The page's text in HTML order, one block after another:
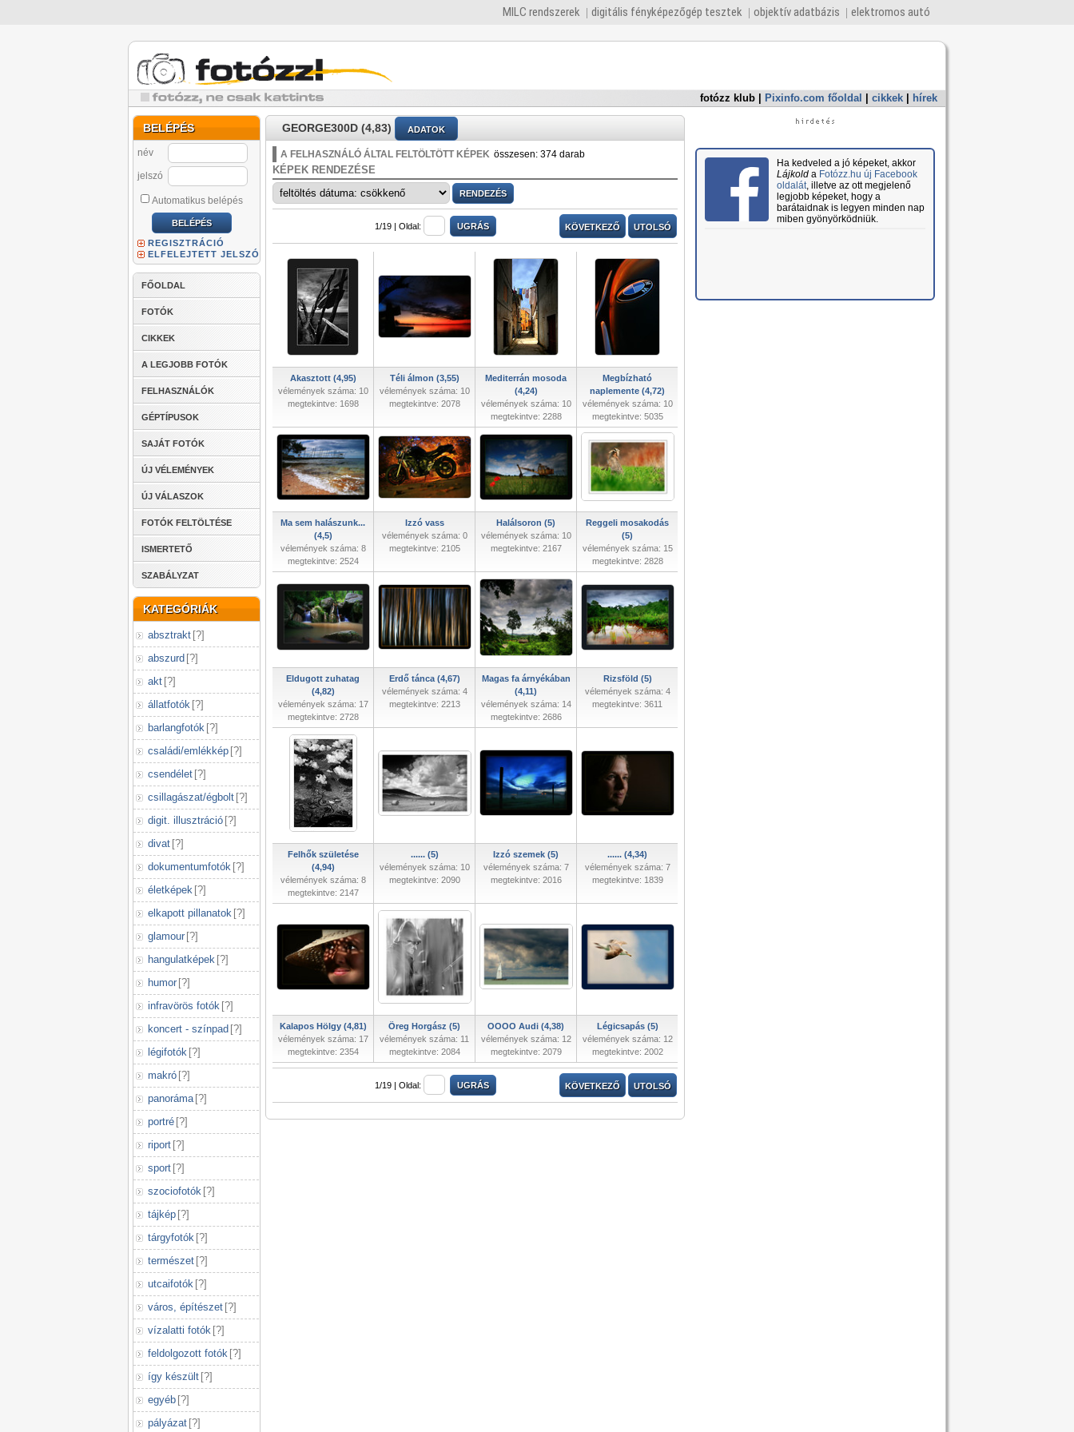
MILC rendszerek digitális fényképezőgép tesztek objektív adatbázis elektromos autó
fotózz klub Pixinfo.com főoldal cikkek hírek
BELÉPÉS
név
jelszó
Automatikus belépés
REGISZTRÁCIÓ
ELFELEJTETT JELSZÓ
FŐOLDAL
FOTÓK
CIKKEK
A LEGJOBB FOTÓK
FELHASZNÁLÓK
GÉPTÍPUSOK
SAJÁT FOTÓK
ÚJ VÉLEMÉNYEK
ÚJ VÁLASZOK
FOTÓK FELTÖLTÉSE
ISMERTETŐ
SZABÁLYZAT
KATEGÓRIÁK
absztrakt [?]
abszurd [?]
akt [?]
állatfotók [?]
barlangfotók [?]
családi/emlékkép [?]
csendélet [?]
csillagászat/égbolt [?]
digit. illusztráció [?]
divat [?]
dokumentumfotók [?]
életképek [?]
elkapott pillanatok [?]
glamour [?]
hangulatképek [?]
humor [?]
infravörös fotók [?]
koncert - színpad [?]
légifotók [?]
makró [?]
panoráma [?]
portré [?]
riport [?]
sport [?]
szociofotók [?]
tájkép [?]
tárgyfotók [?]
természet [?]
utcaifotók [?]
város, építészet [?]
vízalatti fotók [?]
feldolgozott fotók [?]
így készült [?]
egyéb [?]
pályázat [?]
GEORGE300D (4,83) ADATOK
A FELHASZNÁLÓ ÁLTAL FELTÖLTÖTT KÉPEK összesen: 374 darab
KÉPEK RENDEZÉSE
1/19 | Oldal: KÖVETKEZŐ UTOLSÓ
Akasztott (4,95)
vélemények száma: 10
megtekintve: 1698
Téli álmon (3,55)
vélemények száma: 10
megtekintve: 2078
Mediterrán mosoda
(4,24)
vélemények száma: 10
megtekintve: 2288
Megbízható
naplemente (4,72)
vélemények száma: 10
megtekintve: 5035
Ma sem halászunk...
(4,5)
vélemények száma: 8
megtekintve: 2524
Izzó vass
vélemények száma: 0
megtekintve: 2105
Halálsoron (5)
vélemények száma: 10
megtekintve: 2167
Reggeli mosakodás
(5)
vélemények száma: 15
megtekintve: 2828
Eldugott zuhatag
(4,82)
vélemények száma: 17
megtekintve: 2728
Erdő tánca (4,67)
vélemények száma: 4
megtekintve: 2213
Magas fa árnyékában
(4,11)
vélemények száma: 14
megtekintve: 2686
Rizsföld (5)
vélemények száma: 4
megtekintve: 3611
Felhők születése
(4,94)
vélemények száma: 8
megtekintve: 2147
...... (5)
vélemények száma: 10
megtekintve: 2090
Izzó szemek (5)
vélemények száma: 7
megtekintve: 2016
...... (4,34)
vélemények száma: 7
megtekintve: 1839
Kalapos Hölgy (4,81)
vélemények száma: 17
megtekintve: 2354
Öreg Horgász (5)
vélemények száma: 11
megtekintve: 2084
OOOO Audi (4,38)
vélemények száma: 12
megtekintve: 2079
Légicsapás (5)
vélemények száma: 12
megtekintve: 2002
1/19 | Oldal: KÖVETKEZŐ UTOLSÓ
Ha kedveled a jó képeket, akkor
Lájkolda Fotózz.hu új Facebook
oldalát, illetve az ott megjelenő
legjobb képeket, hogy a
barátaidnak is legyen minden nap
miben gyönyörködniük.